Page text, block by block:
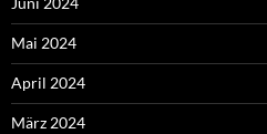
Mai 2024
April 2024
März 2024